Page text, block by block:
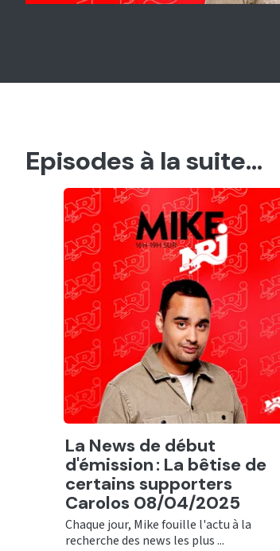
Episodes à la suite...
Ecouter
La News de début
d'émission : La bêtise de
certains supporters
Carolos 08/04/2025
Chaque jour, Mike fouille l'actu à la
recherche des news les plus ...